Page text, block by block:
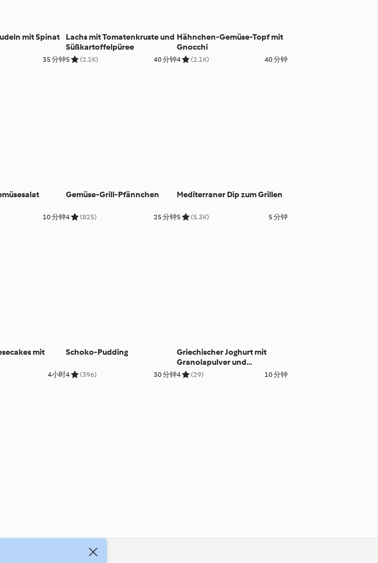
mit Spinat
35 分钟
Lachs mit Tomatenkruste und
Süßkartoffelpüree
5 (2.1K) 40 分钟
Hähnchen-Gemüse-Topf mit
Gnocchi
4 (2.1K) 40 分钟
10 分钟
Gemüse-Grill-Pfännchen
4 (825) 25 分钟
Mediterraner Dip zum Grillen
5 (5.3K) 5 分钟
mit
4小时
Schoko-Pudding
4 (396) 30 分钟
Griechischer Joghurt mit
Granolapulver und
Cantaloupe-Melone
4 (29) 10 分钟